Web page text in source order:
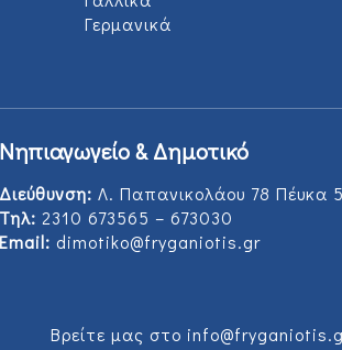
Γερμανικά
Νηπιαγωγείο & Δημοτικό
Διεύθυνση: Λ. Παπανικολάου 78 Πέυκα
Τηλ: 2310 673565 – 673030
Email: dimotiko@fryganiotis.gr
Βρείτε μας στο